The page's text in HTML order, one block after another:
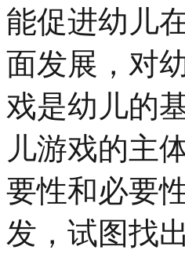
能促进幼儿
面发展，对
戏是幼儿的
儿游戏的主
要性和必要
发，试图找